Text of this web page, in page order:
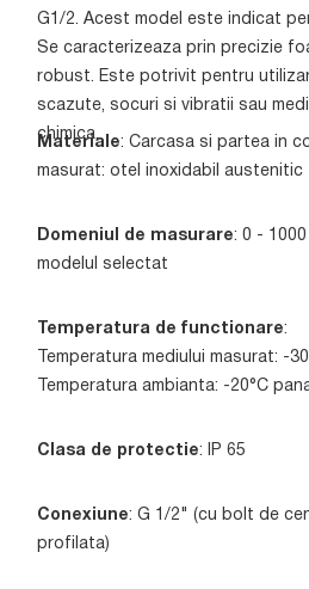
G1/2. Acest model este indicat
Se caracterizeaza prin precizie
robust. Este potrivit pentru
scazute, socuri si vibratii sau
chimica.
Materiale: Carcasa si partea in
masurat: otel inoxidabil austenitic
Domeniul de masurare: 0 -
modelul selectat
Temperatura de functionare:
Temperatura mediului masurat: -
Temperatura ambianta: -20°C
Clasa de protectie: IP 65
Conexiune: G 1/2" (cu bolt de
profilata)